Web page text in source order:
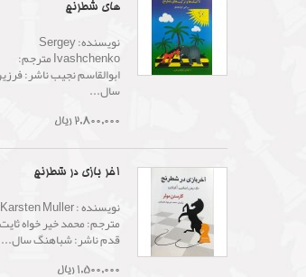
های شطرنج
نویسنده: Sergey
Ivashchenko مترجم:
ابوالقاسم نجیب ناشر:
سال...
2,800,000 ریال
آخر بازی در شطرنج
نویسنده : Karsten Muller
مترجم: محمد خیر خواه ثایت
قدم ناشر: شباهنگ سال...
1,500,000 ریال